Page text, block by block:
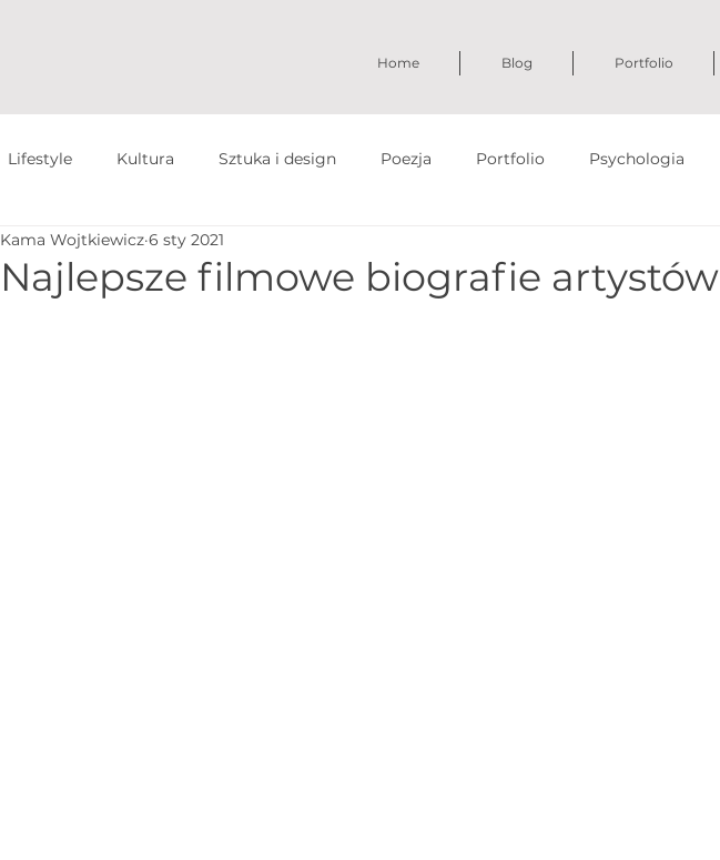
Home Blog Portfolio
Lifestyle Kultura Sztuka i design Poezja Portfolio Psychologia
Najlepsze filmowe biografie artystów
Kama Wojtkiewicz 6 sty 2021